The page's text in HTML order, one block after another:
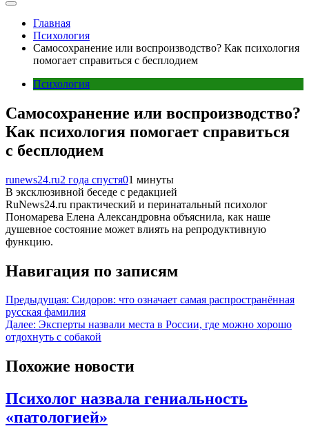
Главная
Психология
Самосохранение или воспроизводство? Как психология
помогает справиться с бесплодием
Психология
Самосохранение или воспроизводство?
Как психология помогает справиться
с бесплодием
runews24.ru2 года спустя01 минуты
В эксклюзивной беседе с редакцией
RuNews24.ru практический и перинатальный психолог
Пономарева Елена Александровна объяснила, как наше
душевное состояние может влиять на репродуктивную
функцию.
Навигация по записям
Предыдущая: Сидоров: что означает самая распространённая
русская фамилия
Далее: Эксперты назвали места в России, где можно хорошо
отдохнуть с собакой
Похожие новости
Психолог назвала гениальность
«патологией»